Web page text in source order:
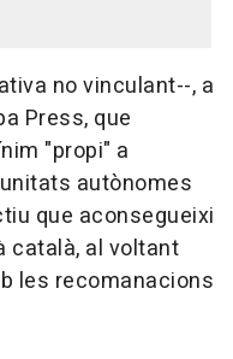
no vinculant--, a
Press, que
"propi" a
autònomes
que aconsegueixi
català, al voltant
les recomanacions